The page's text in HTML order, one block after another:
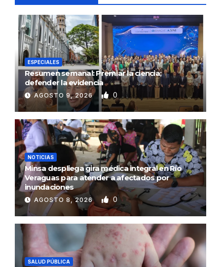
ESPECIALES
Resumen semanal: Premiar la ciencia;
defender la evidencia
AGOSTO 9, 2026 0
NOTICIAS
Minsa despliega gira médica integral en Río
Veraguas para atender a afectados por
inundaciones
AGOSTO 8, 2026 0
SALUD PÚBLICA